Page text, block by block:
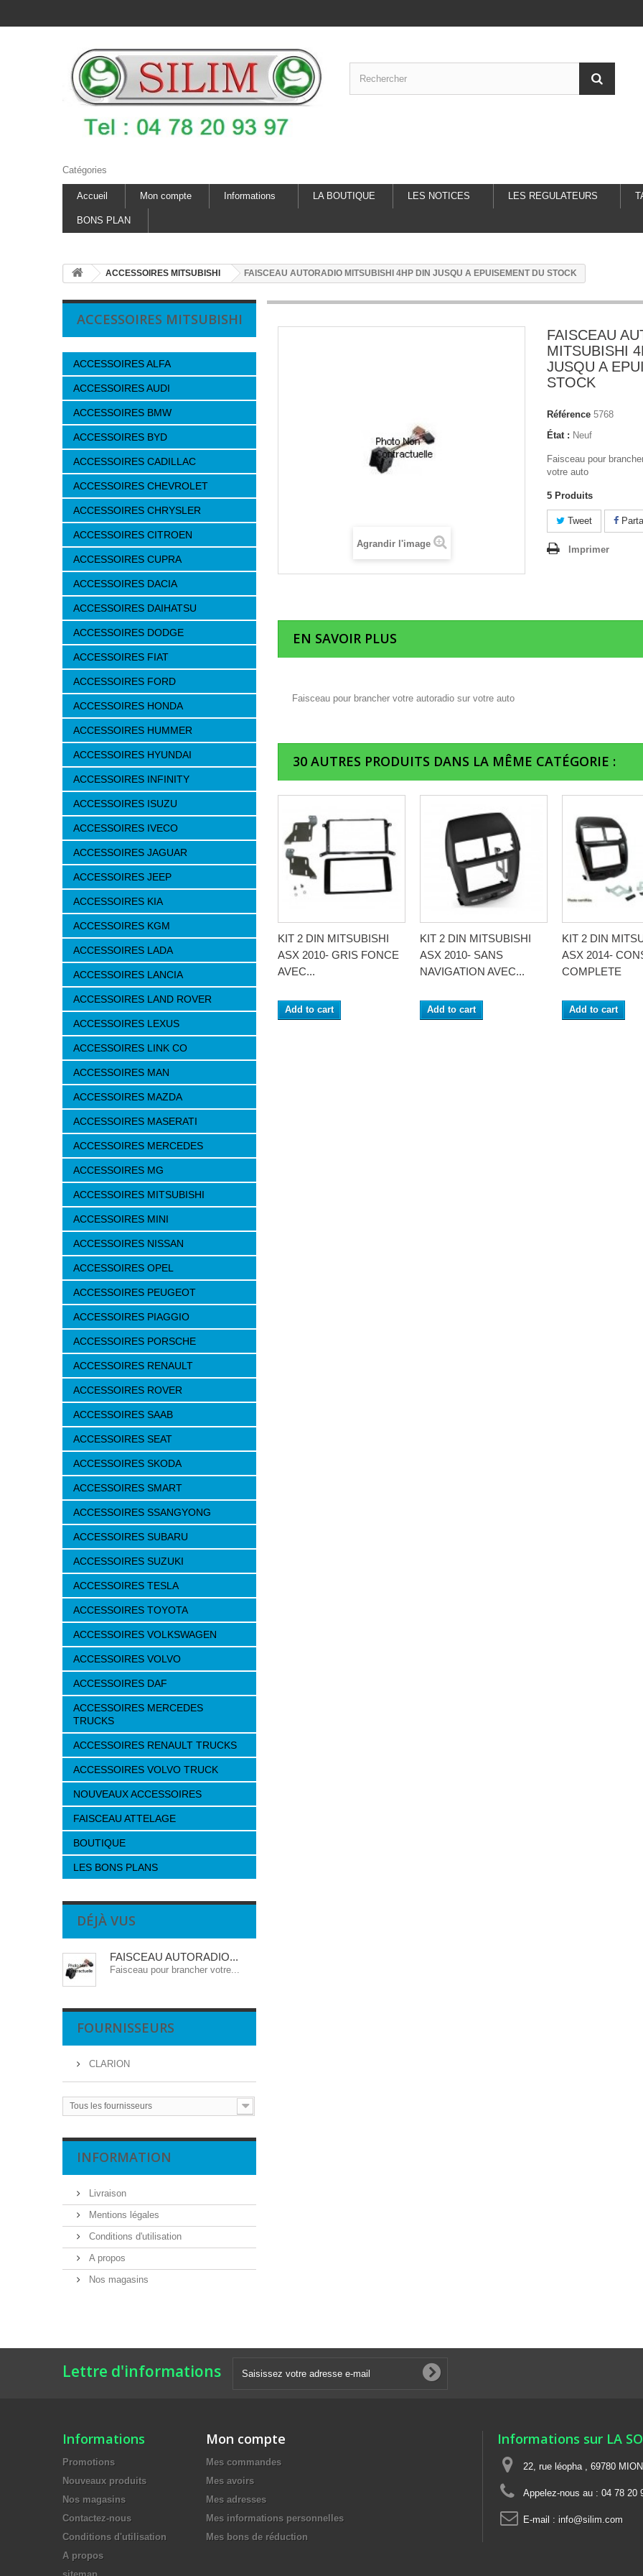
Catégories
Accueil Mon compte Informations LA BOUTIQUE LES NOTICES LES REGULATEURS
BONS PLAN
ACCESSOIRES MITSUBISHI FAISCEAU AUTORADIO MITSUBISHI 4HP DIN JUSQU A EPUISEMENT DU STOCK
ACCESSOIRES MITSUBISHI
ACCESSOIRES ALFA
ACCESSOIRES AUDI
ACCESSOIRES BMW
ACCESSOIRES BYD
ACCESSOIRES CADILLAC
ACCESSOIRES CHEVROLET
ACCESSOIRES CHRYSLER
ACCESSOIRES CITROEN
ACCESSOIRES CUPRA
ACCESSOIRES DACIA
ACCESSOIRES DAIHATSU
ACCESSOIRES DODGE
ACCESSOIRES FIAT
ACCESSOIRES FORD
ACCESSOIRES HONDA
ACCESSOIRES HUMMER
ACCESSOIRES HYUNDAI
ACCESSOIRES INFINITY
ACCESSOIRES ISUZU
ACCESSOIRES IVECO
ACCESSOIRES JAGUAR
ACCESSOIRES JEEP
ACCESSOIRES KIA
ACCESSOIRES KGM
ACCESSOIRES LADA
ACCESSOIRES LANCIA
ACCESSOIRES LAND ROVER
ACCESSOIRES LEXUS
ACCESSOIRES LINK CO
ACCESSOIRES MAN
ACCESSOIRES MAZDA
ACCESSOIRES MASERATI
ACCESSOIRES MERCEDES
ACCESSOIRES MG
ACCESSOIRES MITSUBISHI
ACCESSOIRES MINI
ACCESSOIRES NISSAN
ACCESSOIRES OPEL
ACCESSOIRES PEUGEOT
ACCESSOIRES PIAGGIO
ACCESSOIRES PORSCHE
ACCESSOIRES RENAULT
ACCESSOIRES ROVER
ACCESSOIRES SAAB
ACCESSOIRES SEAT
ACCESSOIRES SKODA
ACCESSOIRES SMART
ACCESSOIRES SSANGYONG
ACCESSOIRES SUBARU
ACCESSOIRES SUZUKI
ACCESSOIRES TESLA
ACCESSOIRES TOYOTA
ACCESSOIRES VOLKSWAGEN
ACCESSOIRES VOLVO
ACCESSOIRES DAF
ACCESSOIRES MERCEDES
TRUCKS
ACCESSOIRES RENAULT TRUCKS
ACCESSOIRES VOLVO TRUCK
NOUVEAUX ACCESSOIRES
FAISCEAU ATTELAGE
BOUTIQUE
LES BONS PLANS
DÉJÀ VUS
FAISCEAU AUTORADIO...
Faisceau pour brancher votre...
FOURNISSEURS
CLARION
Tous les fournisseurs
INFORMATION
Livraison
Mentions légales
Conditions d'utilisation
A propos
Nos magasins
Agrandir l'image
FAISCEAU
MITSUBISHI
JUSQU A
STOCK
Référence 5768
État : Neuf
Faisceau pour
votre auto
5 Produits
Tweet
Imprimer
EN SAVOIR PLUS
Faisceau pour brancher votre autoradio sur votre auto
30 AUTRES PRODUITS DANS LA MÊME CATÉGORIE :
KIT 2 DIN MITSUBISHI
ASX 2010- GRIS FONCE
AVEC...
Add to cart
KIT 2 DIN MITSUBISHI
ASX 2010- SANS
NAVIGATION AVEC...
Add to cart
KIT 2 DIN
ASX 2014-
COMPLETE
Add to cart
Lettre d'informations
Informations
Promotions
Nouveaux produits
Nos magasins
Contactez-nous
Conditions d'utilisation
A propos
Mon compte
Mes commandes
Mes avoirs
Mes adresses
Mes informations personnelles
Mes bons de réduction
Informations sur LA
22, rue léopha , 69780
Appelez-nous au : 04 78 20
E-mail : info@silim.com